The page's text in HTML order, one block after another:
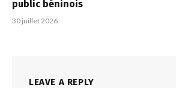
public béninois
30 juillet 2026
LEAVE A REPLY